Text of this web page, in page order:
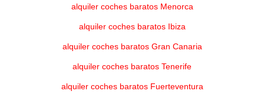
alquiler coches baratos Menorca
alquiler coches baratos Ibiza
alquiler coches baratos Gran Canaria
alquiler coches baratos Tenerife
alquiler coches baratos Fuerteventura